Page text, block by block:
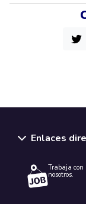
Enlaces
Trabaja con
nosotros.